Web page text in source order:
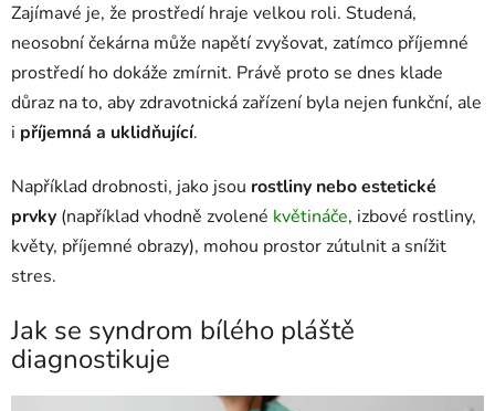
Zajímavé je, že prostředí hraje velkou roli. Studená,
neosobní čekárna může napětí zvyšovat, zatímco příjemné
prostředí ho dokáže zmírnit. Právě proto se dnes klade
důraz na to, aby zdravotnická zařízení byla nejen funkční, ale
i příjemná a uklidňující.
Například drobnosti, jako jsou rostliny nebo estetické
prvky (například vhodně zvolené květináče, izbové rostliny,
květy, příjemné obrazy), mohou prostor zútulnit a snížit
stres.
Jak se syndrom bílého pláště
diagnostikuje